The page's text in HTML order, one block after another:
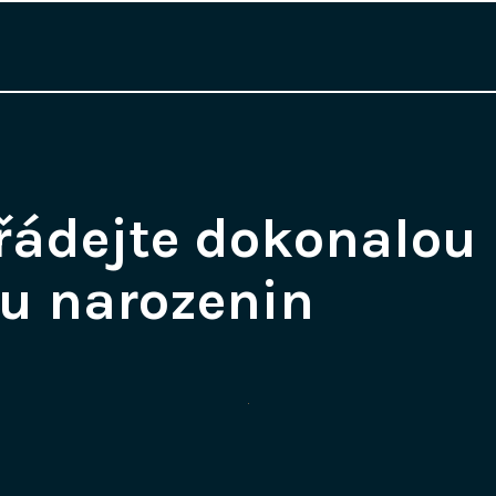
dokonalou
narozenin